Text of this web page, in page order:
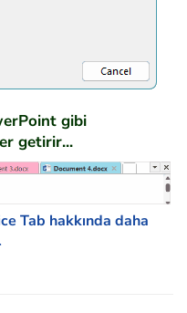
gibi
getirir...
Tab hakkında daha